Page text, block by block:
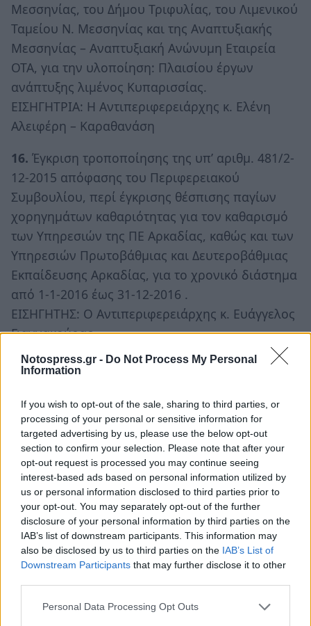
Notospress.gr - Do Not Process My Personal
Information
If you wish to opt-out of the sale, sharing to third parties, or
processing of your personal or sensitive information for
targeted advertising by us, please use the below opt-out
section to confirm your selection. Please note that after your
opt-out request is processed you may continue seeing
interest-based ads based on personal information utilized by
us or personal information disclosed to third parties prior to
your opt-out. You may separately opt-out of the further
disclosure of your personal information by third parties on the
IAB’s list of downstream participants. This information may
also be disclosed by us to third parties on the IAB’s List of
Downstream Participants that may further disclose it to other
Personal Data Processing Opt Outs
Μεσσηνίας, του Δήμου Τριφυλίας, του Λιμενικού
Ταμείου Ν. Μεσσηνίας και της Αναπτυξιακής
Μεσσηνίας – Αναπτυξιακή Ανώνυμη Εταιρεία
ΟΤΑ, για την υλοποίηση: Πλαισίου έργων
ανάπτυξης λιμένος Κυπαρισσίας.
ΕΙΣΗΓΗΤΡΙΑ: Η Αντιπεριφερειάρχης κ. Ελένη
Αλειφέρη – Καραθανάση
16. Έγκριση τροποποίησης της υπ’ αριθμ. 481/2-
12-2015 απόφασης του Περιφερειακού
Συμβουλίου, περί έγκρισης θέσπισης παγίων
χορηγημάτων καθαριότητας για τον καθαρισμό
των Υπηρεσιών της ΠΕ Αρκαδίας, καθώς και των
Υπηρεσιών Πρωτοβάθμιας και Δευτεροβάθμιας
Εκπαίδευσης Αρκαδίας, για το χρονικό διάστημα
από 1-1-2016 έως 31-12-2016 .
ΕΙΣΗΓΗΤΗΣ: Ο Αντιπεριφερειάρχης κ. Ευάγγελος
Γιαννακούρας.
17.Έγκριση του αριθμ. 8/7-6-2016
Παρακολούθησης Ε.Α.Π. Λεκανοπεδίου
Μεγαλόπολης.
ΕΙΣΗΓΗΤΗΣ: Ο Αντιπεριφερειάρχης κ. Ευάγγελος
Γιαννακούρας.
18.Έγκριση 2ης τροποποίησης κατανομής
πιστώσεων του ενταγμένου έργου στο ΠΔΕ
“Κατασκευή αρδευτικών δικτύων και
αντιπλημμυρικών έργων στο Νομό Αρκαδίας”, με
κωδικό 2014ΕΠ52600027.
ΕΙΣΗΓΗΤΗΣ: Ο Αντιπεριφερειάρχης κ. Ευάγγελος
Γιαννακούρας.